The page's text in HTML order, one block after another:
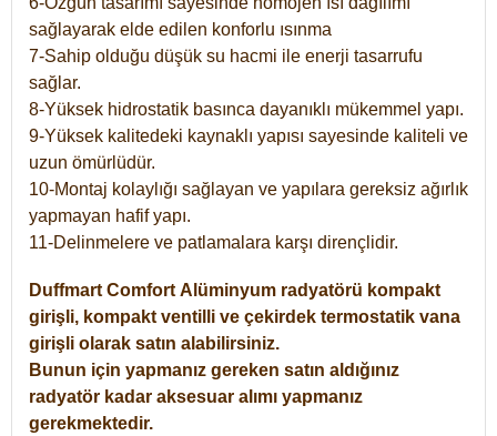
sağlayarak elde edilen konforlu ısınma
7-Sahip olduğu düşük su hacmi ile enerji tasarrufu
sağlar.
8-Yüksek hidrostatik basınca dayanıklı mükemmel yapı.
9-Yüksek kalitedeki kaynaklı yapısı sayesinde kaliteli ve
uzun ömürlüdür.
10-Montaj kolaylığı sağlayan ve yapılara gereksiz ağırlık
yapmayan hafif yapı.
11-Delinmelere ve patlamalara karşı dirençlidir.
Duffmart Comfort Alüminyum radyatörü kompakt
girişli, kompakt ventilli ve çekirdek termostatik vana
girişli olarak satın alabilirsiniz.
Bunun için yapmanız gereken satın aldığınız
radyatör kadar aksesuar alımı yapmanız
gerekmektedir.